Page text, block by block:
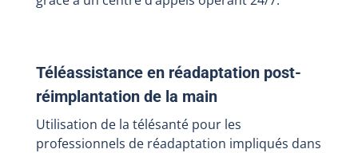
Téléassistance en réadaptation post-
réimplantation de la main
Utilisation de la télésanté pour les
professionnels de réadaptation impliqués dans